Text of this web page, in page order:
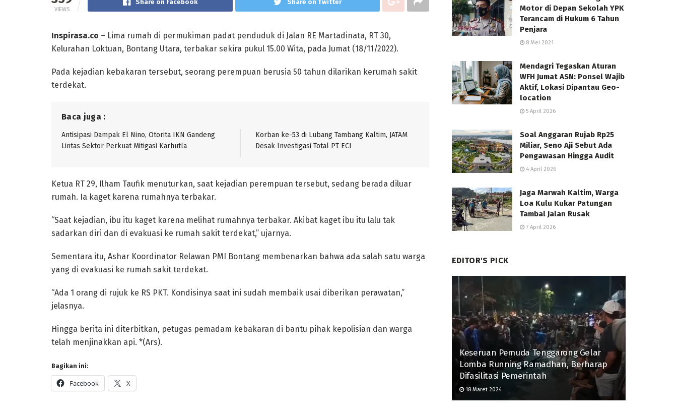
VIEWS
Share on Facebook Share on Twitter
Inspirasa.co – Lima rumah di permukiman padat penduduk di Jalan RE Martadinata, RT 30,
Kelurahan Loktuan, Bontang Utara, terbakar sekira pukul 15.00 Wita, pada Jumat (18/11/2022).
Pada kejadian kebakaran tersebut, seorang perempuan berusia 50 tahun dilarikan kerumah sakit
terdekat.
Baca juga :
Antisipasi Dampak El Nino, Otorita IKN Gandeng
Lintas Sektor Perkuat Mitigasi Karhutla
Korban ke-53 di Lubang Tambang Kaltim, JATAM
Desak Investigasi Total PT ECI
Ketua RT 29, Ilham Taufik menuturkan, saat kejadian perempuan tersebut, sedang berada diluar
rumah. Ia kaget karena rumahnya terbakar.
“Saat kejadian, ibu itu kaget karena melihat rumahnya terbakar. Akibat kaget ibu itu lalu tak
sadarkan diri dan di evakuasi ke rumah sakit terdekat,” ujarnya.
Sementara itu, Ashar Koordinator Relawan PMI Bontang membenarkan bahwa ada salah satu warga
yang di evakuasi ke rumah sakit terdekat.
“Ada 1 orang di rujuk ke RS PKT. Kondisinya saat ini sudah membaik usai diberikan perawatan,”
jelasnya.
Hingga berita ini diterbitkan, petugas pemadam kebakaran di bantu pihak kepolisian dan warga
telah menjinakkan api. *(Ars).
Bagikan ini:
Facebook X
Motor di Depan Sekolah YPK
Terancam di Hukum 6 Tahun
Penjara
8 Mei 2021
Mendagri Tegaskan Aturan
WFH Jumat ASN: Ponsel Wajib
Aktif, Lokasi Dipantau Geo-
location
5 April 2026
Soal Anggaran Rujab Rp25
Miliar, Seno Aji Sebut Ada
Pengawasan Hingga Audit
4 April 2026
Jaga Marwah Kaltim, Warga
Loa Kulu Kukar Patungan
Tambal Jalan Rusak
7 April 2026
EDITOR'S PICK
Keseruan Pemuda Tenggarong Gelar
Lomba Running Ramadhan, Berharap
Difasilitasi Pemerintah
18 Maret 2024